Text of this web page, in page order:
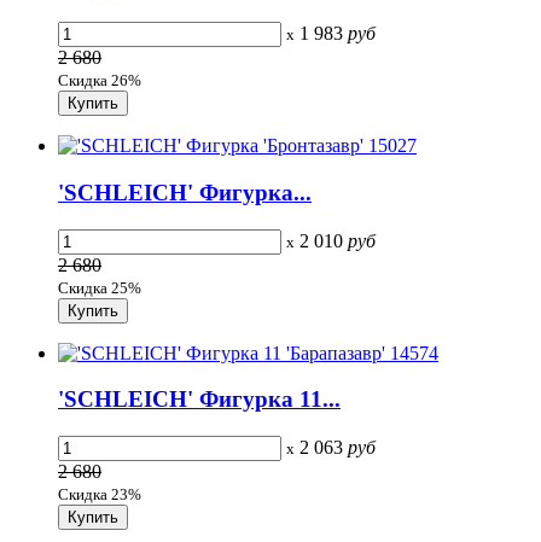
x 1 983 руб
2 680
Скидка 26%
'SCHLEICH' Фигурка...
x 2 010 руб
2 680
Скидка 25%
'SCHLEICH' Фигурка 11...
x 2 063 руб
2 680
Скидка 23%